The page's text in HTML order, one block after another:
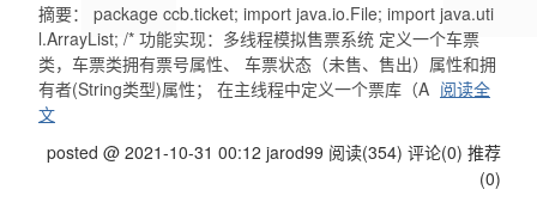
摘要： package ccb.ticket; import java.io.File; import java.uti
l.ArrayList; /* 功能实现：多线程模拟售票系统 定义一个车票
类，车票类拥有票号属性、 车票状态（未售、售出）属性和拥
有者(String类型)属性； 在主线程中定义一个票库（A 阅读全
文
posted @ 2021-10-31 00:12 jarod99 阅读(354) 评论(0) 推荐
(0)